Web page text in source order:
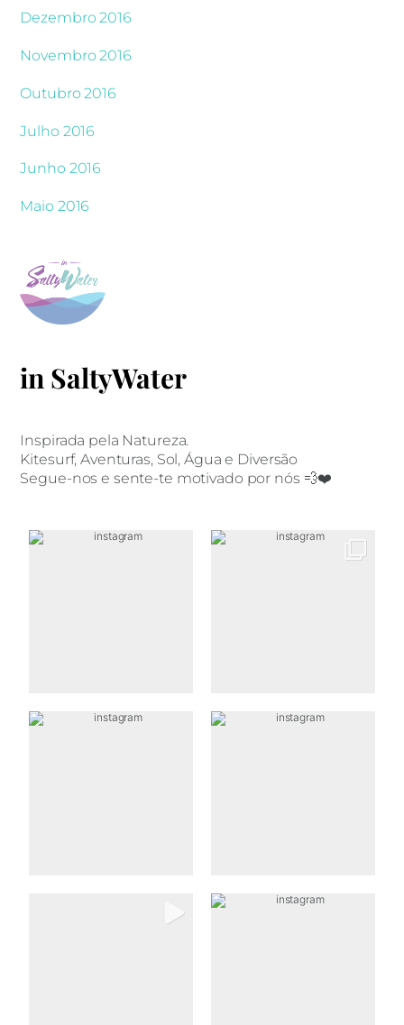
Dezembro 2016
Novembro 2016
Outubro 2016
Julho 2016
Junho 2016
Maio 2016
in SaltyWater
Inspirada pela Natureza.
Kitesurf, Aventuras, Sol, Água e Diversão
Segue-nos e sente-te motivado por nós 💨❤️